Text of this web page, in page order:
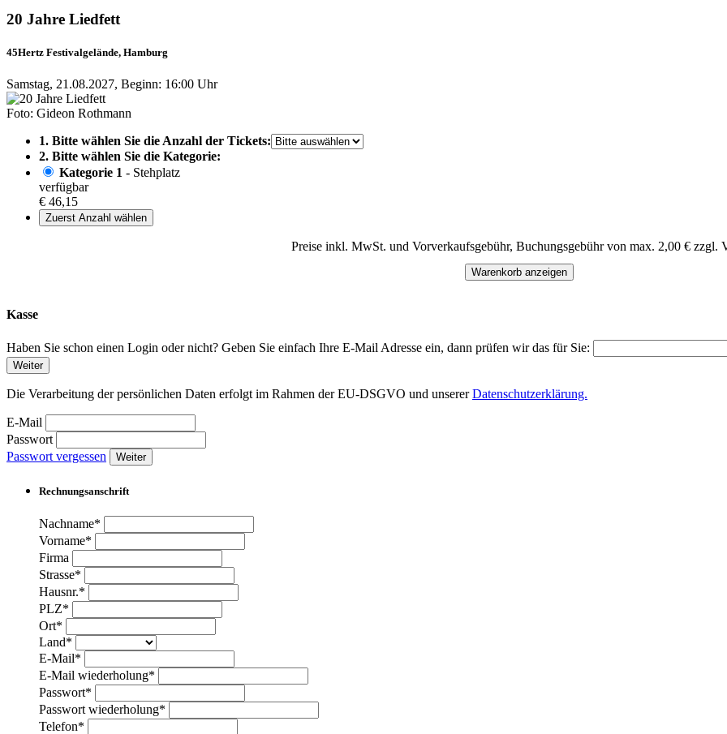
20 Jahre Liedfett
45Hertz Festivalgelände, Hamburg
Samstag, 21.08.2027, Beginn: 16:00 Uhr
Foto: Gideon Rothmann
1. Bitte wählen Sie die Anzahl der Tickets:
2. Bitte wählen Sie die Kategorie:
Kategorie 1 - Stehplatz
verfügbar
€ 46,15
Zuerst Anzahl wählen
Preise inkl. MwSt. und Vorverkaufsgebühr, Buchungsgebühr von max. 2,00 € zzgl.
Warenkorb anzeigen
Kasse
Haben Sie schon einen Login oder nicht? Geben Sie einfach Ihre E-Mail Adresse ein, dann prüfen wir das für Sie:
Weiter
Die Verarbeitung der persönlichen Daten erfolgt im Rahmen der EU-DSGVO und unsererDatenschutzerklärung.
E-Mail
Passwort
Passwort vergessen
Weiter
Rechnungsanschrift
Nachname*
Vorname*
Firma
Strasse*
Hausnr.*
PLZ*
Ort*
Land*
E-Mail*
E-Mail wiederholung*
Passwort*
Passwort wiederholung*
Telefon*